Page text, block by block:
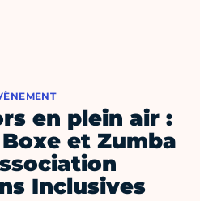
en plein air :
et Zumba
Inclusives